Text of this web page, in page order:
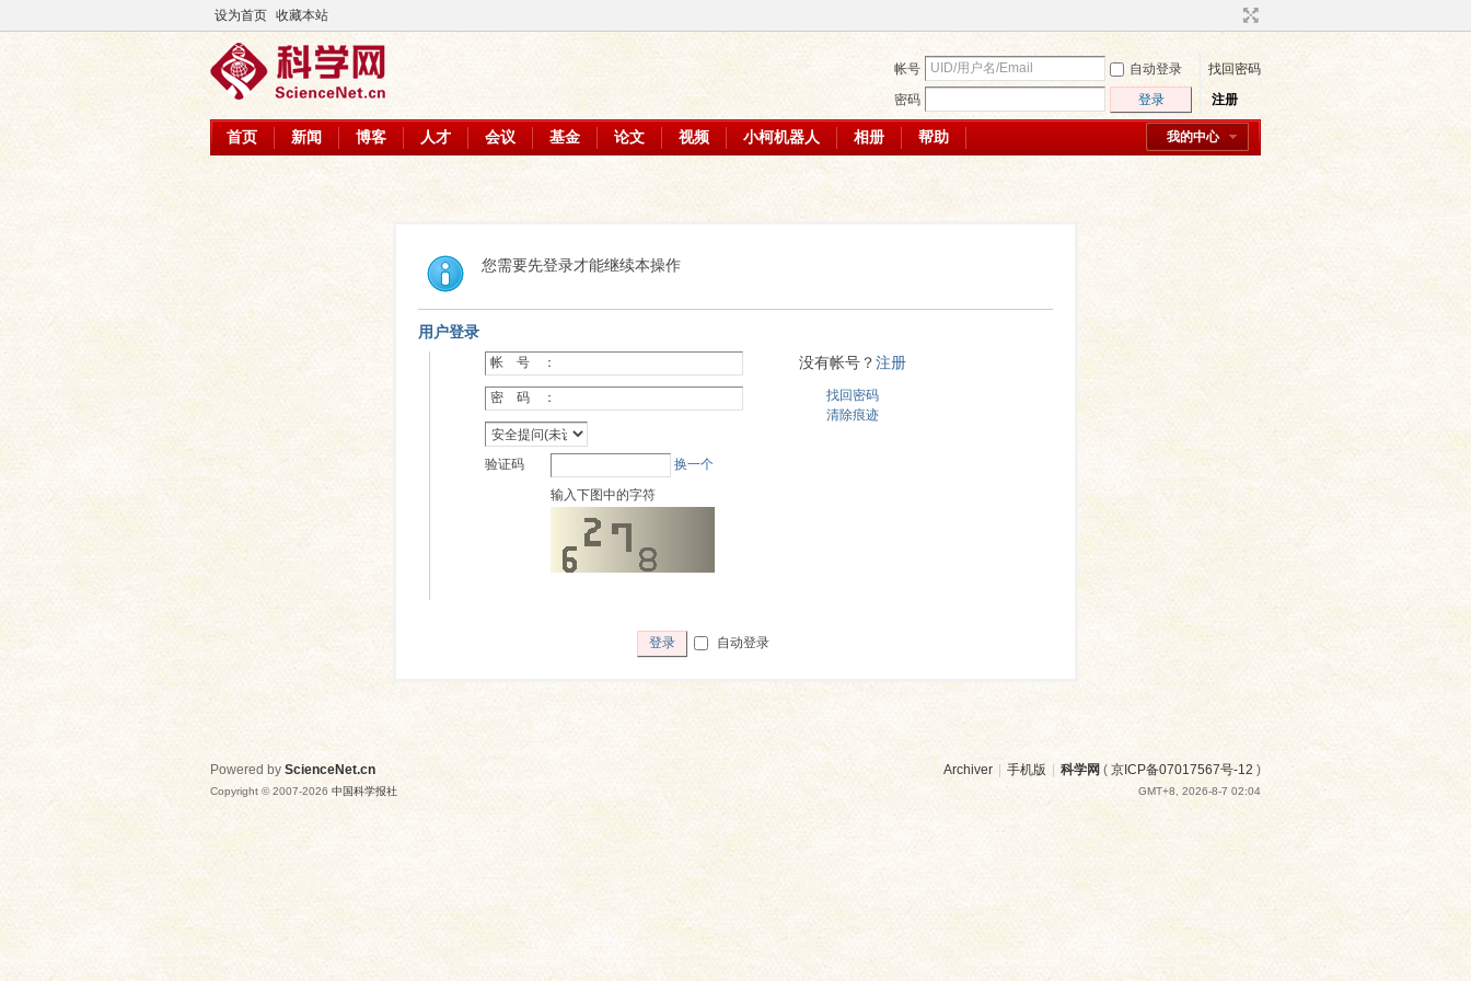
设为首页 收藏本站
帐号 自动登录
找回密码
密码
登录 注册
我的中心
首页 新闻 博客 人才 会议 基金 论文 视频 小柯机器人 相册 帮助
您需要先登录才能继续本操作
用户登录
帐 号 ：
密 码 ：
验证码
换一个
输入下图中的字符
没有帐号？注册
找回密码
清除痕迹
登录 自动登录
Archiver | 手机版 | 科学网 ( 京ICP备07017567号-12 )
GMT+8, 2026-8-7 02:04
Powered by ScienceNet.cn
Copyright © 2007-2026 中国科学报社